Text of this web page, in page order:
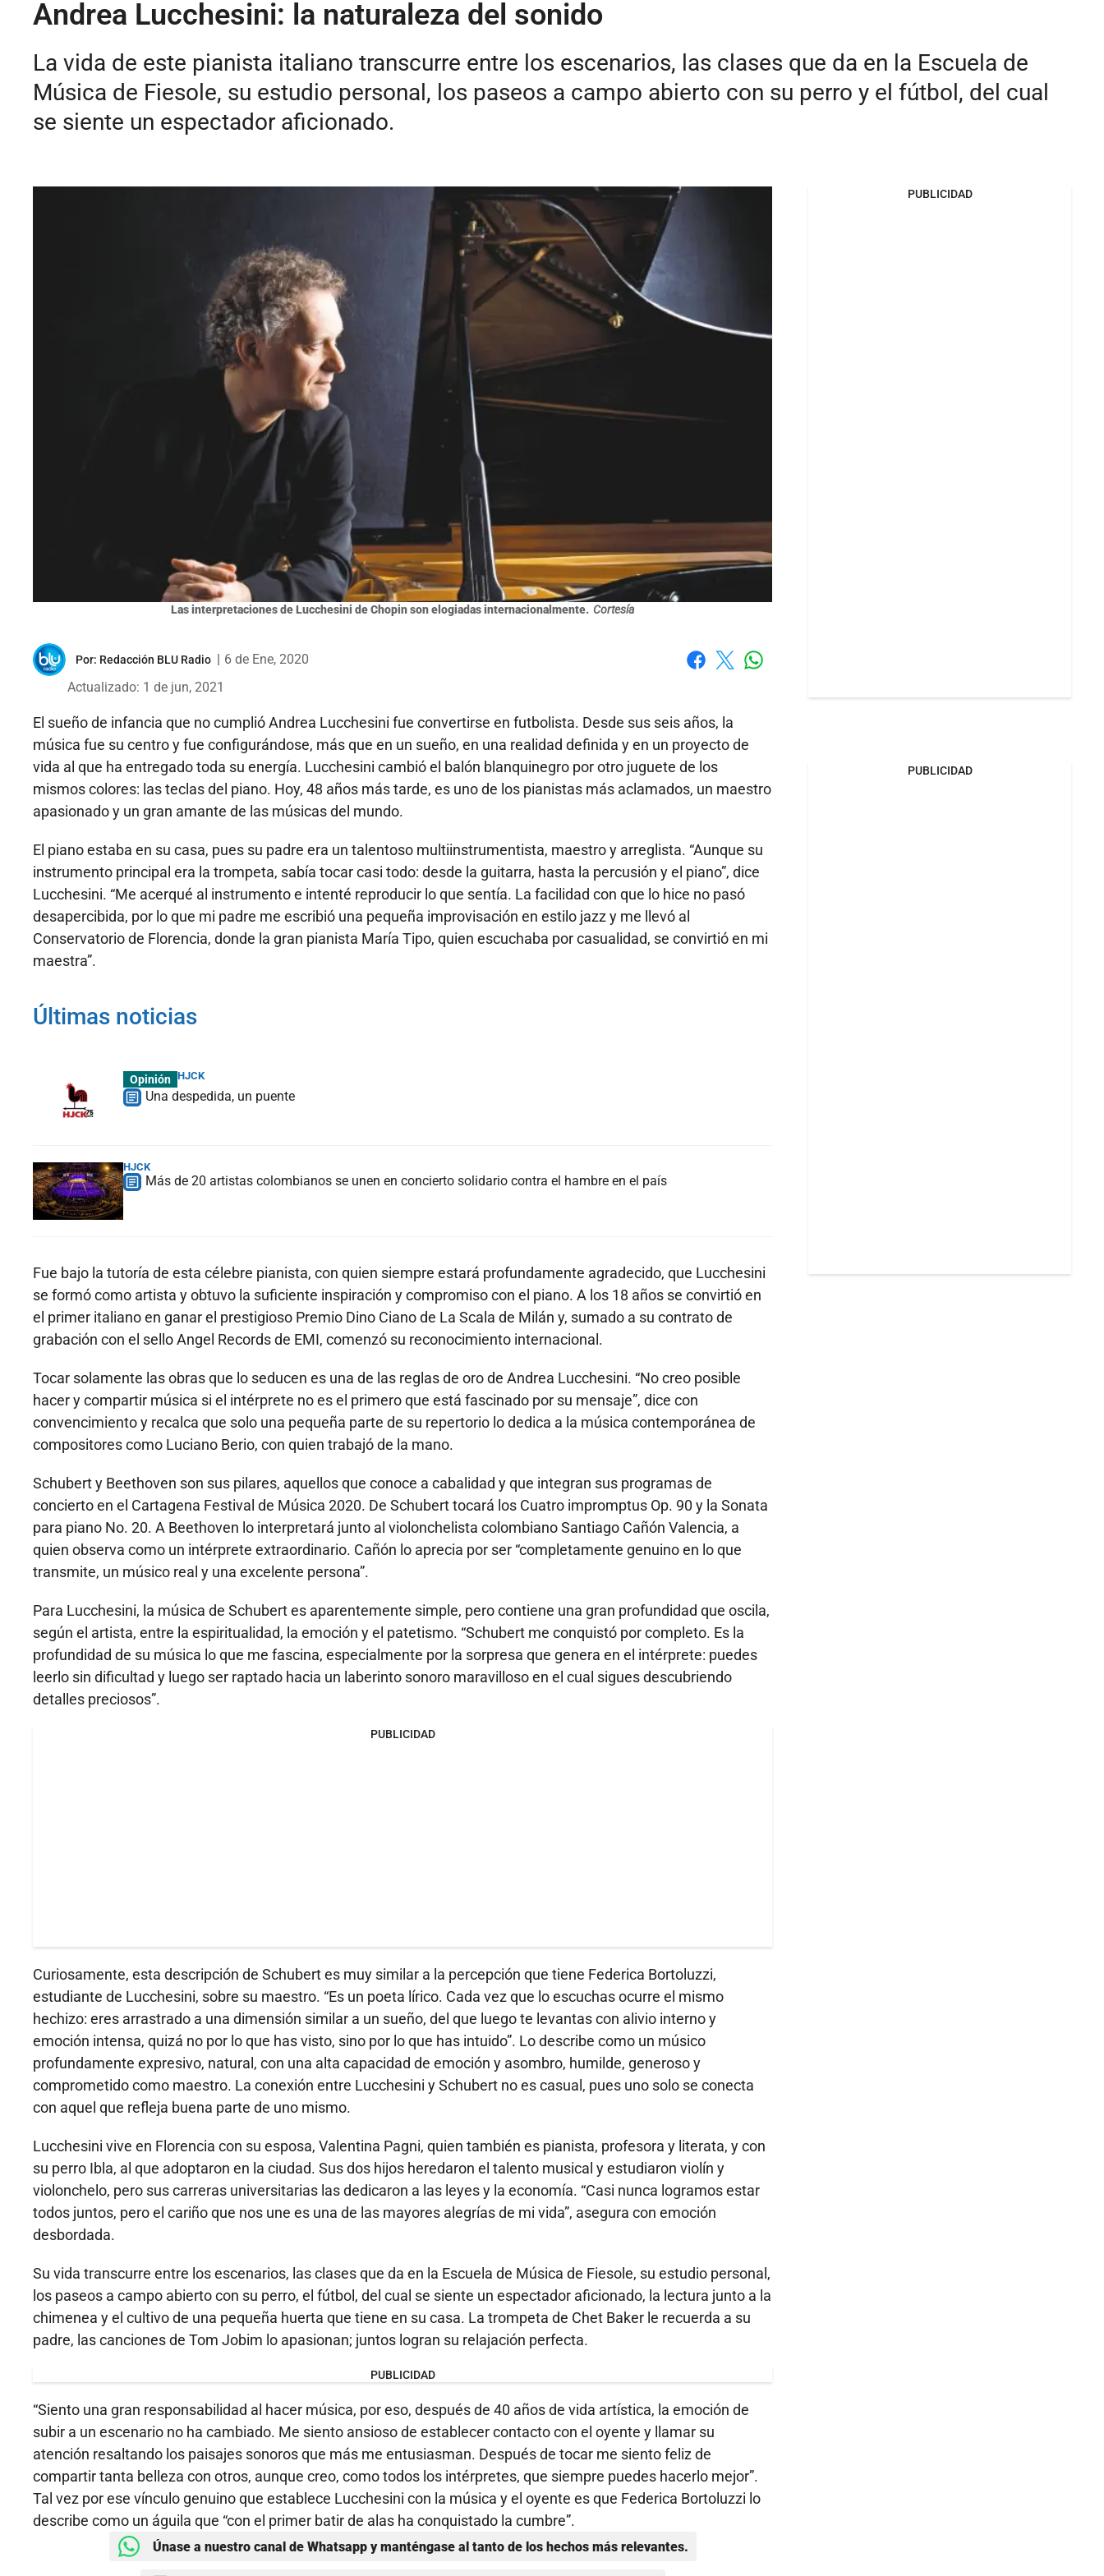
Andrea Lucchesini: la naturaleza del sonido
La vida de este pianista italiano transcurre entre los escenarios, las clases que da en la Escuela de
Música de Fiesole, su estudio personal, los paseos a campo abierto con su perro y el fútbol, del cual
se siente un espectador aficionado.
Las interpretaciones de Lucchesini de Chopin son elogiadas internacionalmente. Cortesía
Por: Redacción BLU Radio
6 de Ene, 2020
Actualizado: 1 de jun, 2021
El sueño de infancia que no cumplió Andrea Lucchesini fue convertirse en futbolista. Desde sus seis años, la
música fue su centro y fue configurándose, más que en un sueño, en una realidad definida y en un proyecto de
vida al que ha entregado toda su energía. Lucchesini cambió el balón blanquinegro por otro juguete de los
mismos colores: las teclas del piano. Hoy, 48 años más tarde, es uno de los pianistas más aclamados, un maestro
apasionado y un gran amante de las músicas del mundo.
El piano estaba en su casa, pues su padre era un talentoso multiinstrumentista, maestro y arreglista. “Aunque su
instrumento principal era la trompeta, sabía tocar casi todo: desde la guitarra, hasta la percusión y el piano”, dice
Lucchesini. “Me acerqué al instrumento e intenté reproducir lo que sentía. La facilidad con que lo hice no pasó
desapercibida, por lo que mi padre me escribió una pequeña improvisación en estilo jazz y me llevó al
Conservatorio de Florencia, donde la gran pianista María Tipo, quien escuchaba por casualidad, se convirtió en mi
maestra”.
Últimas noticias
Opinión HJCK
Una despedida, un puente
HJCK
Más de 20 artistas colombianos se unen en concierto solidario contra el hambre en el país
Fue bajo la tutoría de esta célebre pianista, con quien siempre estará profundamente agradecido, que Lucchesini
se formó como artista y obtuvo la suficiente inspiración y compromiso con el piano. A los 18 años se convirtió en
el primer italiano en ganar el prestigioso Premio Dino Ciano de La Scala de Milán y, sumado a su contrato de
grabación con el sello Angel Records de EMI, comenzó su reconocimiento internacional.
Tocar solamente las obras que lo seducen es una de las reglas de oro de Andrea Lucchesini. “No creo posible
hacer y compartir música si el intérprete no es el primero que está fascinado por su mensaje”, dice con
convencimiento y recalca que solo una pequeña parte de su repertorio lo dedica a la música contemporánea de
compositores como Luciano Berio, con quien trabajó de la mano.
Schubert y Beethoven son sus pilares, aquellos que conoce a cabalidad y que integran sus programas de
concierto en el Cartagena Festival de Música 2020. De Schubert tocará los Cuatro impromptus Op. 90 y la Sonata
para piano No. 20. A Beethoven lo interpretará junto al violonchelista colombiano Santiago Cañón Valencia, a
quien observa como un intérprete extraordinario. Cañón lo aprecia por ser “completamente genuino en lo que
transmite, un músico real y una excelente persona”.
Para Lucchesini, la música de Schubert es aparentemente simple, pero contiene una gran profundidad que oscila,
según el artista, entre la espiritualidad, la emoción y el patetismo. “Schubert me conquistó por completo. Es la
profundidad de su música lo que me fascina, especialmente por la sorpresa que genera en el intérprete: puedes
leerlo sin dificultad y luego ser raptado hacia un laberinto sonoro maravilloso en el cual sigues descubriendo
detalles preciosos”.
PUBLICIDAD
Curiosamente, esta descripción de Schubert es muy similar a la percepción que tiene Federica Bortoluzzi,
estudiante de Lucchesini, sobre su maestro. “Es un poeta lírico. Cada vez que lo escuchas ocurre el mismo
hechizo: eres arrastrado a una dimensión similar a un sueño, del que luego te levantas con alivio interno y
emoción intensa, quizá no por lo que has visto, sino por lo que has intuido”. Lo describe como un músico
profundamente expresivo, natural, con una alta capacidad de emoción y asombro, humilde, generoso y
comprometido como maestro. La conexión entre Lucchesini y Schubert no es casual, pues uno solo se conecta
con aquel que refleja buena parte de uno mismo.
Lucchesini vive en Florencia con su esposa, Valentina Pagni, quien también es pianista, profesora y literata, y con
su perro Ibla, al que adoptaron en la ciudad. Sus dos hijos heredaron el talento musical y estudiaron violín y
violonchelo, pero sus carreras universitarias las dedicaron a las leyes y la economía. “Casi nunca logramos estar
todos juntos, pero el cariño que nos une es una de las mayores alegrías de mi vida”, asegura con emoción
desbordada.
Su vida transcurre entre los escenarios, las clases que da en la Escuela de Música de Fiesole, su estudio personal,
los paseos a campo abierto con su perro, el fútbol, del cual se siente un espectador aficionado, la lectura junto a la
chimenea y el cultivo de una pequeña huerta que tiene en su casa. La trompeta de Chet Baker le recuerda a su
padre, las canciones de Tom Jobim lo apasionan; juntos logran su relajación perfecta.
PUBLICIDAD
“Siento una gran responsabilidad al hacer música, por eso, después de 40 años de vida artística, la emoción de
subir a un escenario no ha cambiado. Me siento ansioso de establecer contacto con el oyente y llamar su
atención resaltando los paisajes sonoros que más me entusiasman. Después de tocar me siento feliz de
compartir tanta belleza con otros, aunque creo, como todos los intérpretes, que siempre puedes hacerlo mejor”.
Tal vez por ese vínculo genuino que establece Lucchesini con la música y el oyente es que Federica Bortoluzzi lo
describe como un águila que “con el primer batir de alas ha conquistado la cumbre”.
Únase a nuestro canal de Whatsapp y manténgase al tanto de los hechos más relevantes.
PUBLICIDAD
PUBLICIDAD